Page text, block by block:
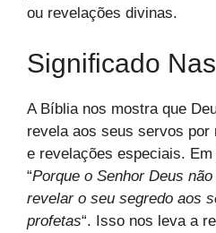
ou revelações divinas.
Significado
A Bíblia nos mostra que
revela aos seus servos por
e revelações especiais.
“Porque o Senhor Deus
revelar o seu segredo aos
profetas“. Isso nos leva a